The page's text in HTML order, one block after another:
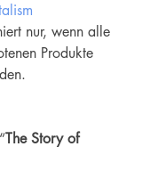
nur, wenn alle
Produkte
The Story of